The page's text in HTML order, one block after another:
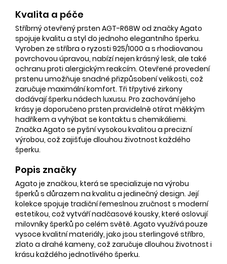
Kvalita a péče
Stříbrný otevřený prsten AGT-R68W od značky Agato
spojuje kvalitu a styl do jednoho elegantního šperku.
Vyroben ze stříbra o ryzosti 925/1000 a s rhodiovanou
povrchovou úpravou, nabízí nejen krásný lesk, ale také
ochranu proti alergickým reakcím. Otevřené provedení
prstenu umožňuje snadné přizpůsobení velikosti, což
zaručuje maximální komfort. Tři třpytivé zirkony
dodávají šperku nádech luxusu. Pro zachování jeho
krásy je doporučeno prsten pravidelně otírat měkkým
hadříkem a vyhýbat se kontaktu s chemikáliemi.
Značka Agato se pyšní vysokou kvalitou a precizní
výrobou, což zajišťuje dlouhou životnost každého
šperku.
Popis značky
Agato je značkou, která se specializuje na výrobu
šperků s důrazem na kvalitu a jedinečný design. Její
kolekce spojuje tradiční řemeslnou zručnost s moderní
estetikou, což vytváří nadčasové kousky, které oslovují
milovníky šperků po celém světě. Agato využívá pouze
vysoce kvalitní materiály, jako jsou sterlingové stříbro,
zlato a drahé kameny, což zaručuje dlouhou životnost i
krásu každého jednotlivého šperku.